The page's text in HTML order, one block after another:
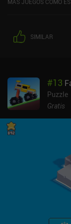
que la bola caiga y
tengamos que
con más de 80
mecánicas
la necesidad de
Uno de los
mecánicas de
un buen uso de las
mostrando
A pesar de lo que
momento de
de rompecabezas
por su jugabilidad
MÁS JUEGOS COMO
SIMILAR
#13
Puzzle
Gratis